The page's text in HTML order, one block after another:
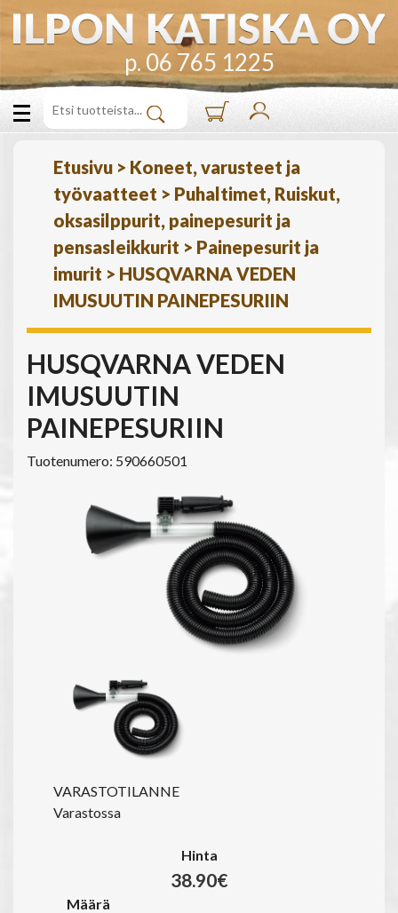
p. 06 765 1225
Etusivu > Koneet, varusteet ja
työvaatteet > Puhaltimet, Ruiskut,
oksasilppurit, painepesurit ja
pensasleikkurit > Painepesurit ja
imurit > HUSQVARNA VEDEN
IMUSUUTIN PAINEPESURIIN
HUSQVARNA VEDEN
IMUSUUTIN
PAINEPESURIIN
Tuotenumero: 590660501
VARASTOTILANNE
Varastossa
Hinta
38.90€
Määrä